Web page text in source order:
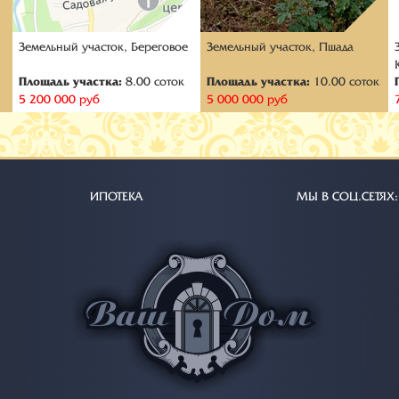
Земельный участок, Береговое
Площадь участка:8.00 соток
5 200 000 руб
Земельный участок, Пшада
Площадь участка: 10.00 соток
5 000 000 руб
ИПОТЕКА МЫ В СОЦ.СЕТЯХ: